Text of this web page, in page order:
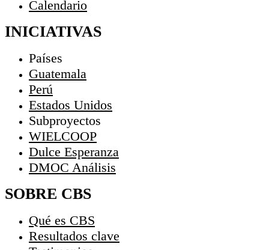
Calendario
INICIATIVAS
Países
Guatemala
Perú
Estados Unidos
Subproyectos
WIELCOOP
Dulce Esperanza
DMOC Análisis
SOBRE CBS
Qué es CBS
Resultados clave